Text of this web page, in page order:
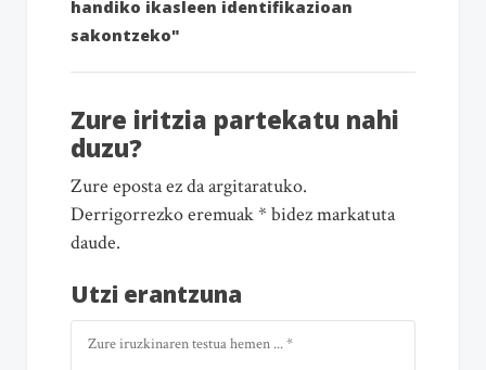
handiko ikasleen identifikazioan
sakontzeko"
Zure iritzia partekatu nahi
duzu?
Zure eposta ez da argitaratuko.
Derrigorrezko eremuak * bidez markatuta
daude.
Utzi erantzuna